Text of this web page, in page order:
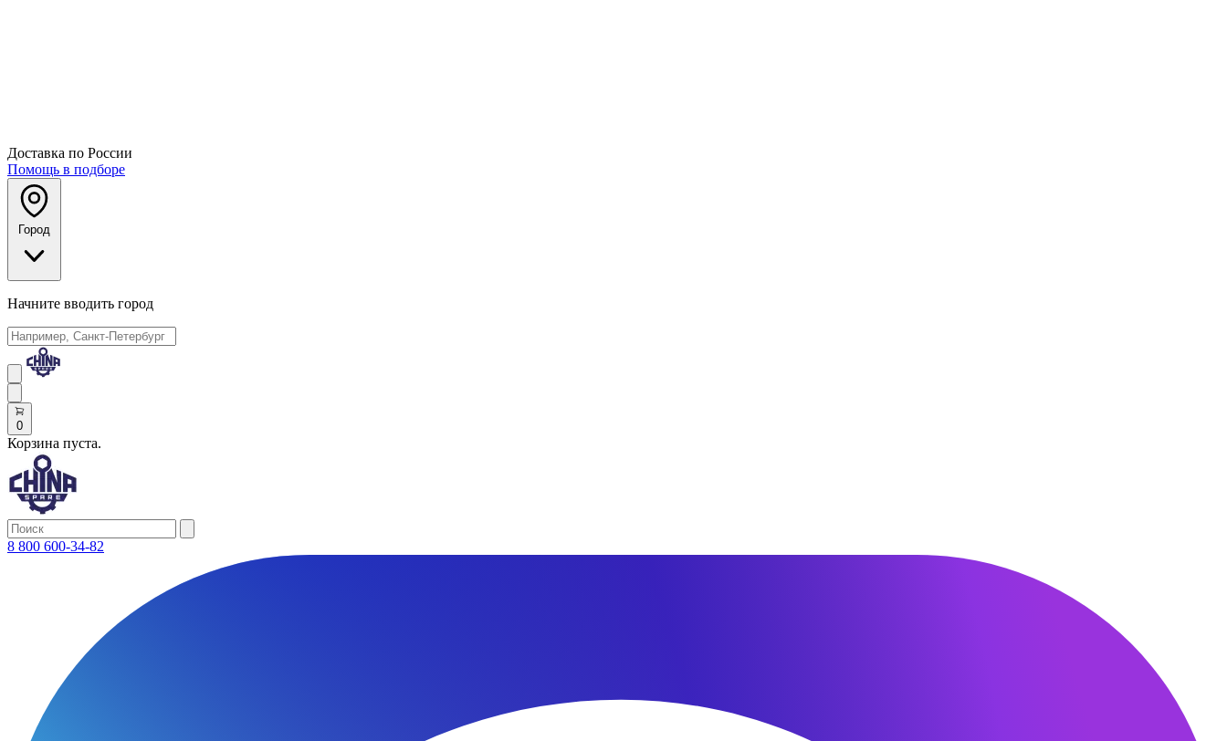
Доставка по России
Помощь в подборе
Город
Начните вводить город
0
Корзина пуста.
8 800 600-34-82